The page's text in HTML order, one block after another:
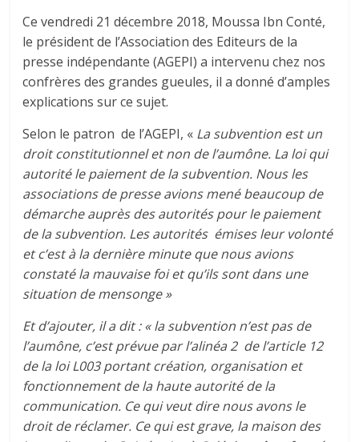
Ce vendredi 21 décembre 2018, Moussa Ibn Conté,
le président de l’Association des Editeurs de la
presse indépendante (AGEPI) a intervenu chez nos
confrères des grandes gueules, il a donné d’amples
explications sur ce sujet.
Selon le patron de l’AGEPI, « La subvention est un
droit constitutionnel et non de l’aumône. La loi qui
autorité le paiement de la subvention. Nous les
associations de presse avions mené beaucoup de
démarche auprès des autorités pour le paiement
de la subvention. Les autorités émises leur volonté
et c’est à la dernière minute que nous avions
constaté la mauvaise foi et qu’ils sont dans une
situation de mensonge »
Et d’ajouter, il a dit : « la subvention n’est pas de
l’aumône, c’est prévue par l’alinéa 2 de l’article 12
de la loi L003 portant création, organisation et
fonctionnement de la haute autorité de la
communication. Ce qui veut dire nous avons le
droit de réclamer. Ce qui est grave, la maison des